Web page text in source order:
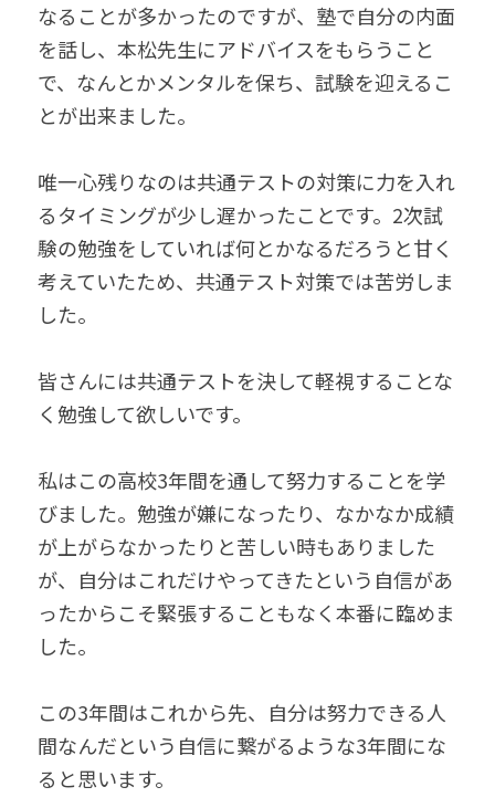
なることが多かったのですが、塾で自分の内面
を話し、本松先生にアドバイスをもらうこと
で、なんとかメンタルを保ち、試験を迎えるこ
とが出来ました。
唯一心残りなのは共通テストの対策に力を入れ
るタイミングが少し遅かったことです。2次試
験の勉強をしていれば何とかなるだろうと甘く
考えていたため、共通テスト対策では苦労しま
した。
皆さんには共通テストを決して軽視することな
く勉強して欲しいです。
私はこの高校3年間を通して努力することを学
びました。勉強が嫌になったり、なかなか成績
が上がらなかったりと苦しい時もありました
が、自分はこれだけやってきたという自信があ
ったからこそ緊張することもなく本番に臨めま
した。
この3年間はこれから先、自分は努力できる人
間なんだという自信に繋がるような3年間にな
ると思います。